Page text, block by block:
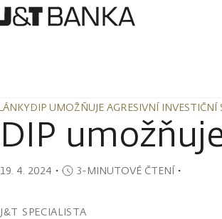
DIP UMOŽŇUJE AGRESIVNÍ INVESTIČNÍ
DIP UMOŽŇUJE AGRESIVNÍ INVESTIČNÍ
DIP
19. 4. 2024 ・ 3-MINUTOVÉ ČTENÍ・
J&T SPECIALISTA